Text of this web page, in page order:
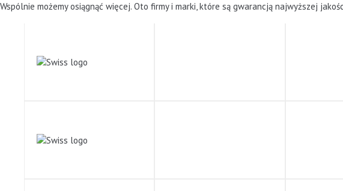
Wspólnie możemy osiągnąć więcej. Oto firmy i marki, które są gwarancją najwyższej